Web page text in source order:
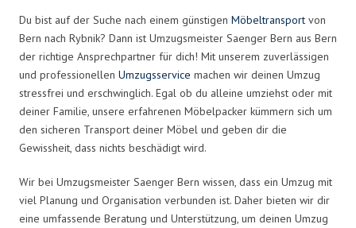
Du bist auf der Suche nach einem günstigen Möbeltransport von
Bern nach Rybnik? Dann ist Umzugsmeister Saenger Bern aus Bern
der richtige Ansprechpartner für dich! Mit unserem zuverlässigen
und professionellen Umzugsservice machen wir deinen Umzug
stressfrei und erschwinglich. Egal ob du alleine umziehst oder mit
deiner Familie, unsere erfahrenen Möbelpacker kümmern sich um
den sicheren Transport deiner Möbel und geben dir die
Gewissheit, dass nichts beschädigt wird.
Wir bei Umzugsmeister Saenger Bern wissen, dass ein Umzug mit
viel Planung und Organisation verbunden ist. Daher bieten wir dir
eine umfassende Beratung und Unterstützung, um deinen Umzug